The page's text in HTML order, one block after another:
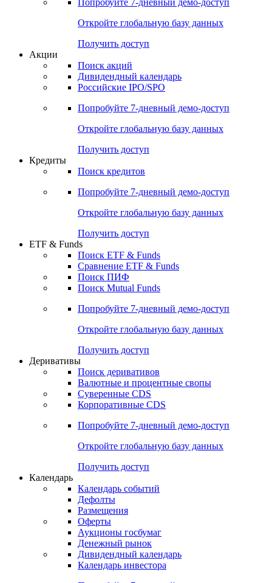
Откройте глобальную базу данных
Получить доступ
Акции
Поиск акций
Дивидендный календарь
Российские IPO/SPO
Попробуйте 7-дневный демо-доступ
Откройте глобальную базу данных
Получить доступ
Кредиты
Поиск кредитов
Попробуйте 7-дневный демо-доступ
Откройте глобальную базу данных
Получить доступ
ETF & Funds
Поиск ETF & Funds
Сравнение ETF & Funds
Поиск ПИФ
Поиск Mutual Funds
Попробуйте 7-дневный демо-доступ
Откройте глобальную базу данных
Получить доступ
Деривативы
Поиск деривативов
Валютные и процентные свопы
Суверенные CDS
Корпоративные CDS
Попробуйте 7-дневный демо-доступ
Откройте глобальную базу данных
Получить доступ
Календарь
Календарь событий
Дефолты
Размещения
Оферты
Аукционы госбумаг
Денежный рынок
Дивидендный календарь
Календарь инвестора